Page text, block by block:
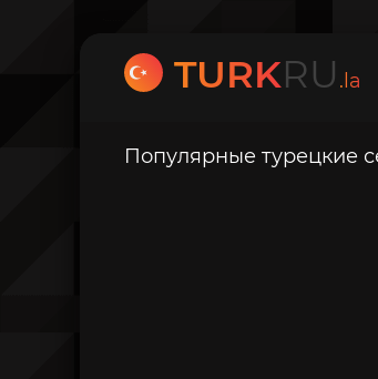
TURKRU .la
Популярные турецкие